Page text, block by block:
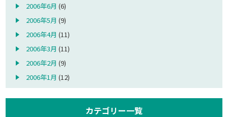
2006年6月 (6)
2006年5月 (9)
2006年4月 (11)
2006年3月 (11)
2006年2月 (9)
2006年1月 (12)
カテゴリー一覧